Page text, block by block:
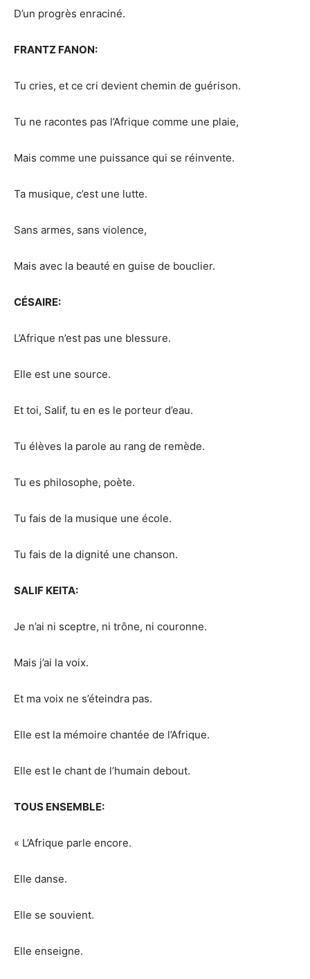
D’un progrès enraciné.
FRANTZ FANON:
Tu cries, et ce cri devient chemin de guérison.
Tu ne racontes pas l’Afrique comme une plaie,
Mais comme une puissance qui se réinvente.
Ta musique, c’est une lutte.
Sans armes, sans violence,
Mais avec la beauté en guise de bouclier.
CÉSAIRE:
L’Afrique n’est pas une blessure.
Elle est une source.
Et toi, Salif, tu en es le porteur d’eau.
Tu élèves la parole au rang de remède.
Tu es philosophe, poète.
Tu fais de la musique une école.
Tu fais de la dignité une chanson.
SALIF KEITA:
Je n’ai ni sceptre, ni trône, ni couronne.
Mais j’ai la voix.
Et ma voix ne s’éteindra pas.
Elle est la mémoire chantée de l’Afrique.
Elle est le chant de l’humain debout.
TOUS ENSEMBLE:
« L’Afrique parle encore.
Elle danse.
Elle se souvient.
Elle enseigne.